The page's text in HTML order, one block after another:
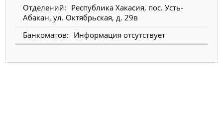
Республика Хакасия, пос. Усть-
Абакан, ул. Октябрьская, д. 29в
Информация отсутствует